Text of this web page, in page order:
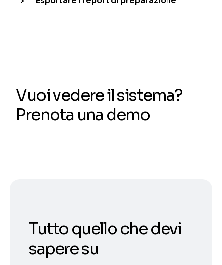
Vuoi vedere il sistema?
Prenota una demo
Tutto quello che devi
sapere su